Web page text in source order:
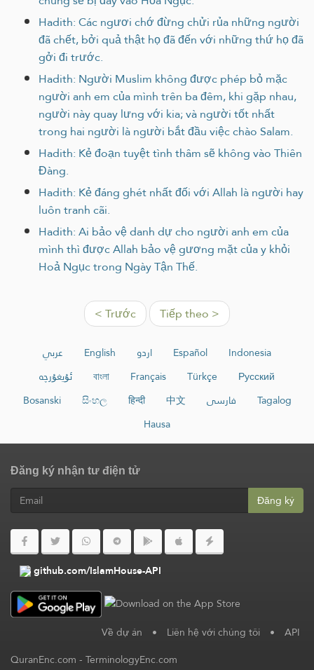
Hadith: Các ngươi chớ đừng chửi rủa những người
đã chết, bởi quả thật họ đã đến với những thứ họ đã
gởi đi trước.
Hadith: Người Muslim không được phép bỏ mặc
người anh em của mình trên ba đêm, khi gặp nhau,
người này quay lưng với kia; và người tốt nhất
trong hai người là người bắt đầu việc chào Salam.
Hadith: Kẻ đoạn tuyệt tình thâm sẽ không vào Thiên
Đàng.
Hadith: Kẻ đáng ghét nhất đối với Allah là người hay
luôn tranh cãi.
Hadith: Ai bảo vệ danh dự cho người anh em của
mình thì được Allah bảo vệ gương mặt của y khỏi
Hoả Ngục trong Ngày Tận Thế.
< Trước Tiếp theo >
عربي English اردو Español
Indonesia
ئۇيغۇرچە
বাংলা Français Türkçe
Русский
Bosanski
සිංහල हिन्दी 中文 فارسی
Tagalog
Hausa
Đăng ký nhận tư điện tử
Đăng ký
github.com/IslamHouse-API
Về dự án • Liên hệ với chúng tôi • API
QuranEnc.com-TerminologyEnc.com